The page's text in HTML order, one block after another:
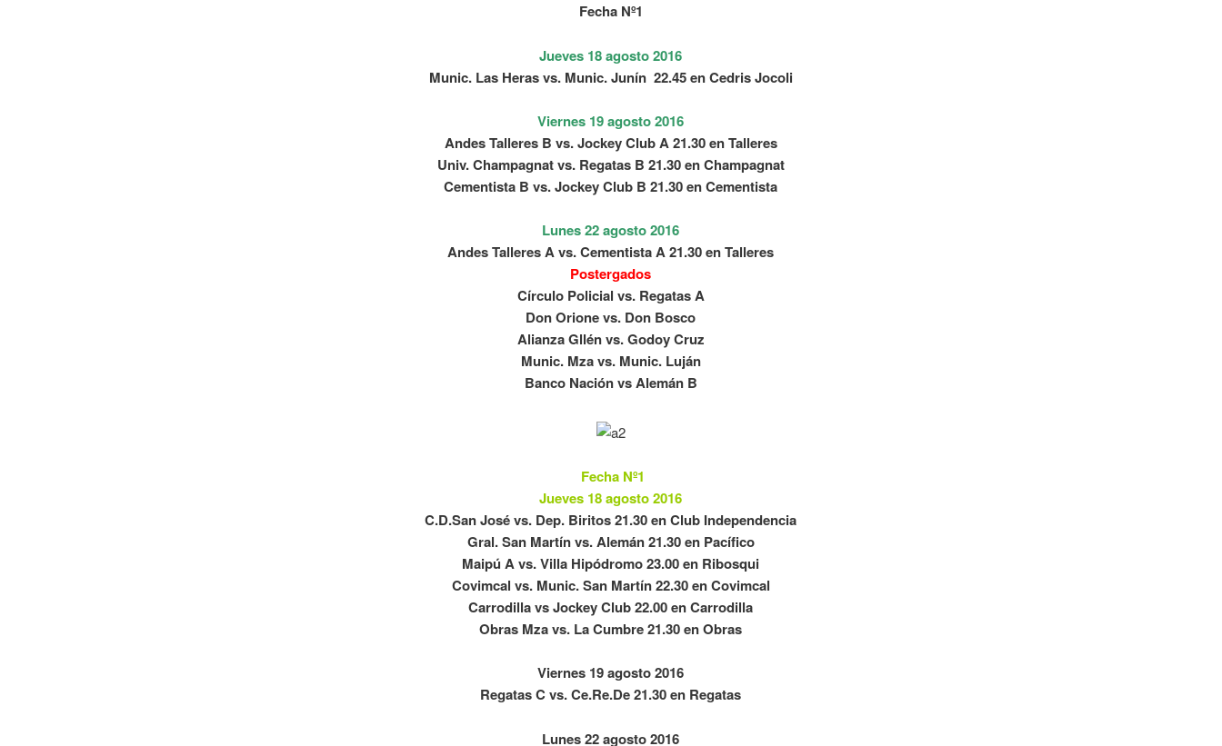
Fecha Nº1
Jueves 18 agosto 2016
Munic. Las Heras vs. Munic. Junín 22.45 en Cedris Jocoli
Viernes 19 agosto 2016
Andes Talleres B vs. Jockey Club A 21.30 en Talleres
Univ. Champagnat vs. Regatas B 21.30 en Champagnat
Cementista B vs. Jockey Club B 21.30 en Cementista
Lunes 22 agosto 2016
Andes Talleres A vs. Cementista A 21.30 en Talleres
Postergados
Círculo Policial vs. Regatas A
Don Orione vs. Don Bosco
Alianza Gllén vs. Godoy Cruz
Munic. Mza vs. Munic. Luján
Banco Nación vs Alemán B
Fecha Nº1
Jueves 18 agosto 2016
C.D.San José vs. Dep. Biritos 21.30 en Club Independencia
Gral. San Martín vs. Alemán 21.30 en Pacífico
Maipú A vs. Villa Hipódromo 23.00 en Ribosqui
Covimcal vs. Munic. San Martín 22.30 en Covimcal
Carrodilla vs Jockey Club 22.00 en Carrodilla
Obras Mza vs. La Cumbre 21.30 en Obras
Viernes 19 agosto 2016
Regatas C vs. Ce.Re.De 21.30 en Regatas
Lunes 22 agosto 2016